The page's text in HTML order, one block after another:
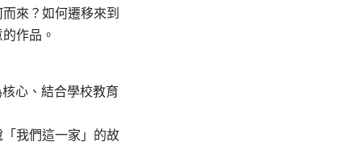
來？如何遷移來到
作品。
核心、結合學校教育
我們這一家」的故